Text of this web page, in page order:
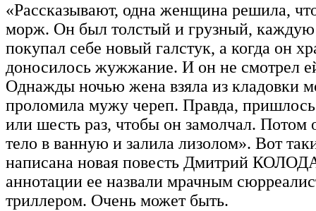
«Рассказывают, одна женщина решила,
морж. Он был толстый и грузный,
покупал себе новый галстук, а когда он
доносилось жужжание. И он не смотрел
Однажды ночью жена взяла из кладовки
проломила мужу череп. Правда, пришлось
или шесть раз, чтобы он замолчал. Потом
тело в ванную и залила лизолом». Вот
написана новая повесть Дмитрий
аннотации ее назвали мрачным
триллером. Очень может быть.